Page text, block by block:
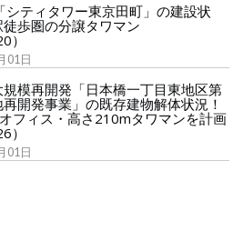
シティタワー東京田町」の建設状
歩圏の分譲タワマン
）
01日
規模再開発「日本橋一丁目東地区第
開発事業」の既存建物解体状況！
フィス・高さ210mタワマンを計画
）
01日